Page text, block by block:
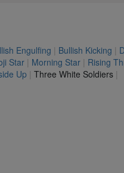
Engulfing | Bullish Kicking |
Star | Morning Star | Rising
Up | Three White Soldiers |